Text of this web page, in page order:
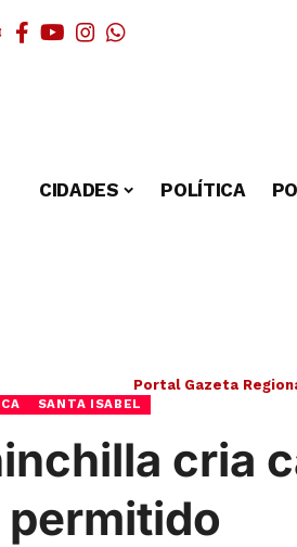
CIDADES POLÍTICA
Portal Gazeta
SANTA ISABEL
cria
permitido